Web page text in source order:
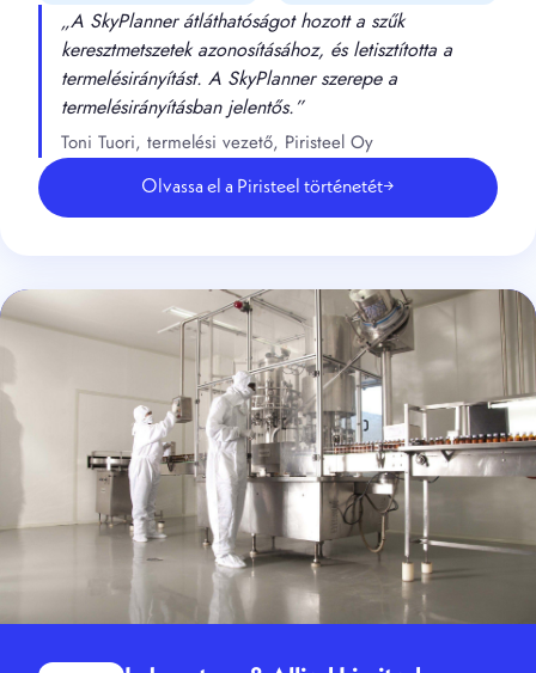
„A SkyPlanner átláthatóságot hozott a szűk
keresztmetszetek azonosításához, és letisztította a
termelésirányítást. A SkyPlanner szerepe a
termelésirányításban jelentős.”
Toni Tuori, termelési vezető, Piristeel Oy
Olvassa el a Piristeel történetét→